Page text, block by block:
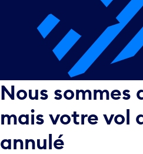
Nous sommes
mais votre vol
annulé